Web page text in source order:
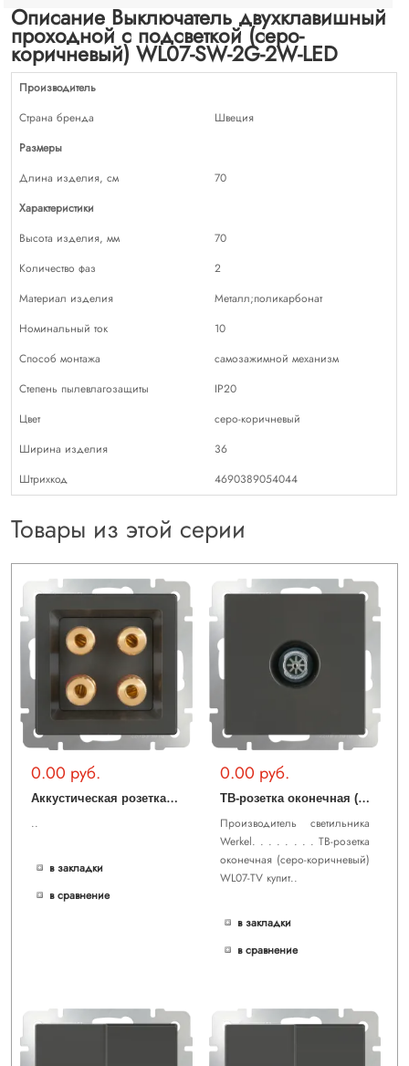
Описание Выключатель двухклавишный
проходной с подсветкой (серо-
коричневый) WL07-SW-2G-2W-LED
Производитель
Страна бренда
Швеция
Размеры
Длина изделия, см
70
Характеристики
Высота изделия, мм
70
Количество фаз
2
Материал изделия
Металл;поликарбонат
Номинальный ток
10
Способ монтажа
самозажимной механизм
Степень пылевлагозащиты
IP20
Цвет
серо-коричневый
Ширина изделия
36
Штрихкод
4690389054044
Товары из этой серии
0.00 руб.
А
ккустическая розетка (серо-коричневый) WL07-AUDIOx4
..
в закладки
в сравнение
0.00 руб.
Т
В-розетка оконечная (серо-коричневый) WL07-TV
Производитель светильника
Werkel. . . . . . . . ТВ-розетка
оконечная (серо-коричневый)
WL07-TV купит..
в закладки
в сравнение